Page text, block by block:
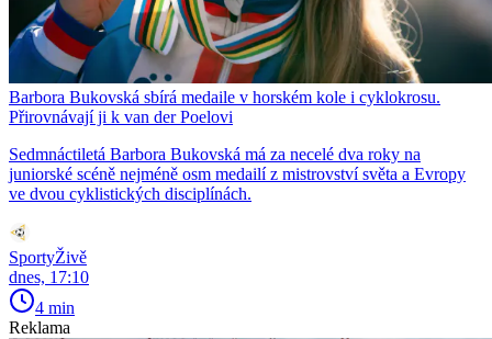
Barbora Bukovská sbírá medaile v horském kole i cyklokrosu.
Přirovnávají ji k van der Poelovi
Sedmnáctiletá Barbora Bukovská má za necelé dva roky na
juniorské scéně nejméně osm medailí z mistrovství světa a Evropy
ve dvou cyklistických disciplínách.
SportyŽivě
dnes, 17:10
4 min
Reklama